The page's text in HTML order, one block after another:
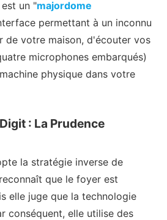
un "majordome
permettant à un inconnu
de votre maison, d'écouter vos
microphones embarqués)
physique dans votre
: La Prudence
la stratégie inverse de
que le foyer est
elle juge que la technologie
conséquent, elle utilise des